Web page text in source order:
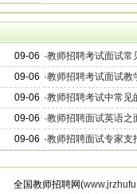
09-06 ·教师招聘考试面试常
09-06 ·教师招聘考试面试教
09-06 ·教师招聘考试中常见
09-06 ·教师招聘面试英语之
09-06 ·教师招聘面试专家支
全国教师招聘网(